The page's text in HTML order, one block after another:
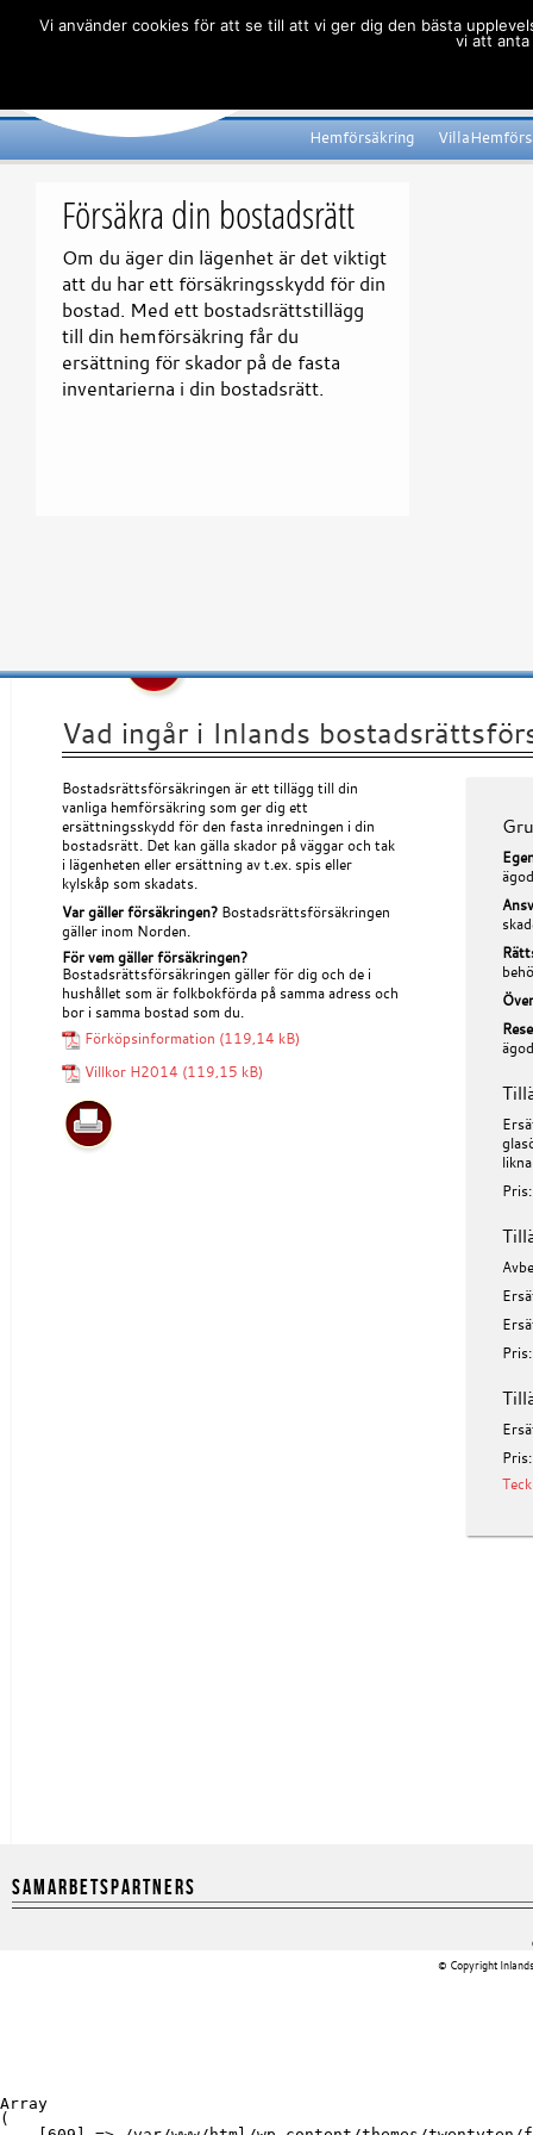
Hemförsäkring
Försäkra din bostadsrätt
Om du äger din lägenhet är det viktigt
att du har ett försäkringsskydd för din
bostad. Med ett bostadsrättstillägg
till din hemförsäkring får du
ersättning för skador på de fasta
inventarierna i din bostadsrätt.
Vad ingår i Inlands
Bostadsrättsförsäkringen är ett tillägg till din
vanliga hemförsäkring som ger dig ett
ersättningsskydd för den fasta inredningen i din
bostadsrätt. Det kan gälla skador på väggar och tak
i lägenheten eller ersättning av t.ex. spis eller
kylskåp som skadats.
Var gäller försäkringen? Bostadsrättsförsäkringen
gäller inom Norden.
För vem gäller försäkringen?
Bostadsrättsförsäkringen gäller för dig och de i
hushållet som är folkbokförda på samma adress och
bor i samma bostad som du.
Förköpsinformation
Villkor H2014
Samarbetspartners
© Copyright
Vi använder cookies för att se till att vi ger dig den bästa
vi att
Array
(